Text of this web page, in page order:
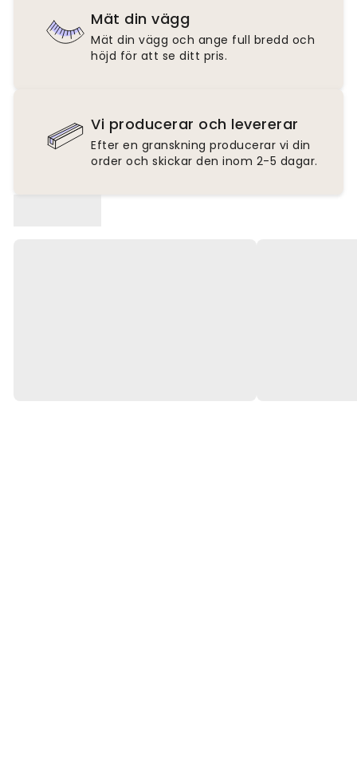
Mät din vägg
Mät din vägg och ange full bredd och
höjd för att se ditt pris.
Vi producerar och levererar
Efter en granskning producerar vi din
order och skickar den inom 2-5 dagar.